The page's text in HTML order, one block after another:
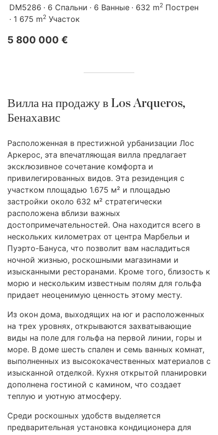
DM5286 6 Спальни 6 Ванные 632 m2 Пострен
1 675 m2 Участок
5 800 000 €
Вилла на продажу в Los Arqueros,
Бенахавис
Расположенная в престижной урбанизации Лос
Аркерос, эта впечатляющая вилла предлагает
эксклюзивное сочетание комфорта и
привилегированных видов. Эта резиденция с
участком площадью 1.675 м² и площадью
застройки около 632 м² стратегически
расположена вблизи важных
достопримечательностей. Она находится всего в
нескольких километрах от центра Марбельи и
Пуэрто-Бануса, что позволит вам насладиться
ночной жизнью, роскошными магазинами и
изысканными ресторанами. Кроме того, близость к
морю и нескольким известным полям для гольфа
придает неоценимую ценность этому месту.
Из окон дома, выходящих на юг и расположенных
на трех уровнях, открываются захватывающие
виды на поле для гольфа на первой линии, горы и
море. В доме шесть спален и семь ванных комнат,
выполненных из высококачественных материалов с
изысканной отделкой. Кухня открытой планировки
дополнена гостиной с камином, что создает
теплую и уютную атмосферу.
Среди роскошных удобств выделяется
предварительная установка кондиционера для